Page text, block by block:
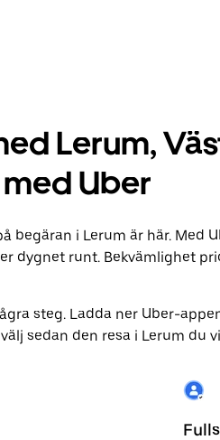
Lerum,
Uber
begäran i Lerum är här. Med
dygnet runt. Bekvämlighet
steg. Ladda ner Uber-
sedan den resa i Lerum du